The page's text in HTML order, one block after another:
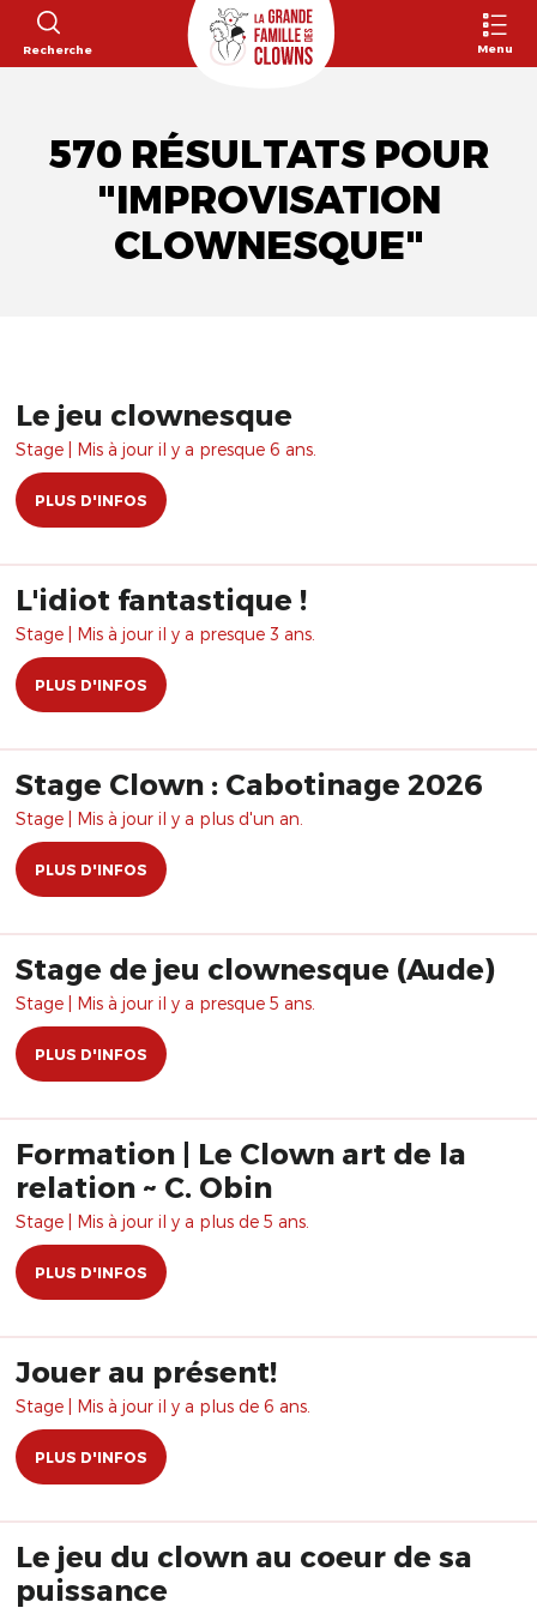
Recherche Menu
570 RÉSULTATS POUR
"IMPROVISATION
CLOWNESQUE"
Le jeu clownesque
Stage | Mis à jour il y a presque 6 ans.
PLUS D'INFOS
L'idiot fantastique !
Stage | Mis à jour il y a presque 3 ans.
PLUS D'INFOS
Stage Clown : Cabotinage 2026
Stage | Mis à jour il y a plus d'un an.
PLUS D'INFOS
Stage de jeu clownesque (Aude)
Stage | Mis à jour il y a presque 5 ans.
PLUS D'INFOS
Formation | Le Clown art de la
relation ~ C. Obin
Stage | Mis à jour il y a plus de 5 ans.
PLUS D'INFOS
Jouer au présent!
Stage | Mis à jour il y a plus de 6 ans.
PLUS D'INFOS
Le jeu du clown au coeur de sa
puissance